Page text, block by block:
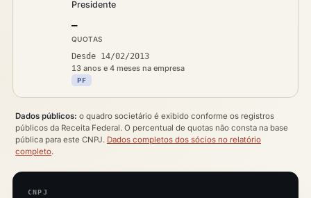
Presidente
—
QUOTAS
Desde 14/02/2013
13 anos e 4 meses na empresa
PF
Dados públicos: o quadro societário é exibido conforme os registros
públicos da Receita Federal. O percentual de quotas não consta na base
pública para este CNPJ. Dados completos dos sócios no relatório
completo.
CNPJ